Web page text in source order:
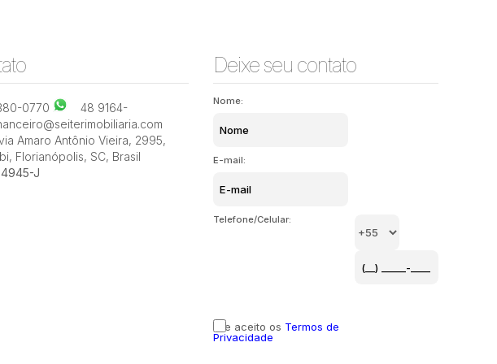
620,
Brasil
Rua João Motta Espezim, 88045-401, Saco dos
Limões, Florianópolis, Santa Catarina, Brasil
0770
48 9164-
Amaro Antônio Vieira, 2995,
, Florianópolis, SC, Brasil
4945-J
Deixe seu contato
Nome:
E-mail:
Telefone/Celular:
Li e aceito os Termos de
Privacidade